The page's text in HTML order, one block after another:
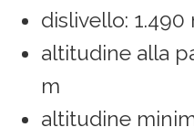
dislivello: 1.490
altitudine alla
m
altitudine